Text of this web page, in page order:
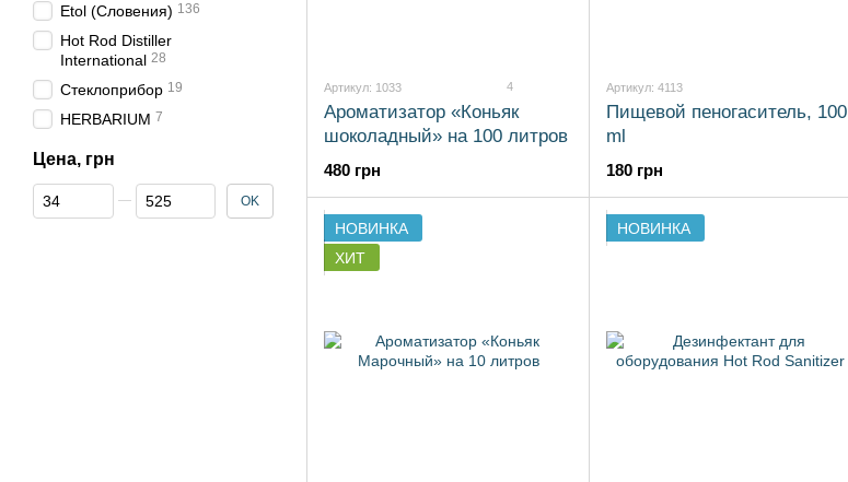
Артикул: 1033 4
Ароматизатор «Коньяк
шоколадный» на 100 литров
480 грн
Артикул: 4113
Пищевой пеногаситель, 100
ml
180 грн
НОВИНКА
ХИТ
НОВИНКА
Etol (Словения) 136
Hot Rod Distiller
International 28
Стеклоприбор 19
HERBARIUM 7
Цена, грн
От Цена, грн
До Цена, грн OK